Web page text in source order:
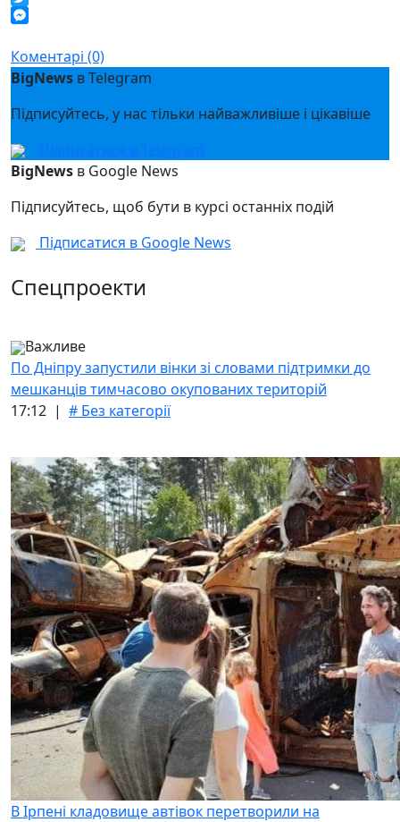
Twitter
Коментарі (0)
BigNews в Telegram
Підписуйтесь, у нас тільки найважливіше і цікавіше
Підписатися в Telegram
BigNews в Google News
Підписуйтесь, щоб бути в курсі останніх подій
Підписатися в Google News
Спецпроекти
Важливе
По Дніпру запустили вінки зі словами підтримки до
мешканців тимчасово окупованих територій
17:12 | # Без категорії
В Ірпені кладовище автівок перетворили на